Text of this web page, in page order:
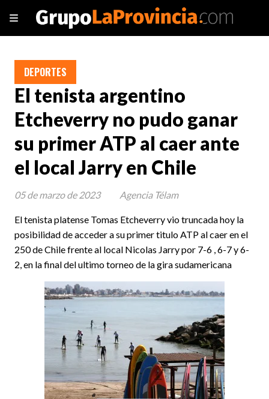
El tenista argentino
Etcheverry no pudo ganar
su primer ATP al caer ante
el local Jarry en Chile
El tenista platense Tomas Etcheverry vio truncada hoy la
posibilidad de acceder a su primer titulo ATP al caer en el
250 de Chile frente al local Nicolas Jarry por 7-6 , 6-7 y 6-
2, en la final del ultimo torneo de la gira sudamericana
DEPORTES
05 de marzo de 2023 Agencia Télam